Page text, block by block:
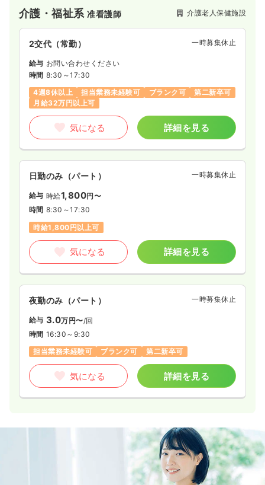
トステイ）通所リハビリテーション（デイケア）もご利用頂け
ます
介護・福祉系准看護師 介護老人保健施設
2交代（常勤） 一時募集休止
給与 お問い合わせください
時間 8:30～17:30
4週8休以上
担当業務未経験可 ブランク可
第二新卒可
月給32万円以上可
気になる 詳細を見る
日勤のみ（パート） 一時募集休止
給与 時給1,800円〜
時間 8:30～17:30
時給1,800円以上可
気になる 詳細を見る
夜勤のみ（パート） 一時募集休止
給与 3.0万円〜/回
時間 16:30～9:30
担当業務未経験可
ブランク可 第二新卒可
気になる 詳細を見る